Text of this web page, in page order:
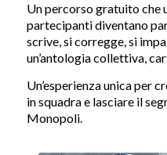
Un percorso gratuito che
partecipanti diventano
scrive, si corregge, si
un’antologia collettiva,
Un’esperienza unica per
in squadra e lasciare il
Monopoli.